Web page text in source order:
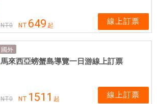
NT0 NT 649 起 線上訂票
國外
馬來西亞螃蟹島導覽一日游線上訂票
NT0 NT 1511 起 線上訂票